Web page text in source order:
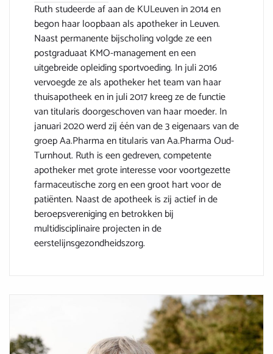
Ruth studeerde af aan de KULeuven in 2014 en
begon haar loopbaan als apotheker in Leuven.
Naast permanente bijscholing volgde ze een
postgraduaat KMO-management en een
uitgebreide opleiding sportvoeding. In juli 2016
vervoegde ze als apotheker het team van haar
thuisapotheek en in juli 2017 kreeg ze de functie
van titularis doorgeschoven van haar moeder. In
januari 2020 werd zij één van de 3 eigenaars van de
groep Aa.Pharma en titularis van Aa.Pharma Oud-
Turnhout. Ruth is een gedreven, competente
apotheker met grote interesse voor voortgezette
farmaceutische zorg en een groot hart voor de
patiënten. Naast de apotheek is zij actief in de
beroepsvereniging en betrokken bij
multidisciplinaire projecten in de
eerstelijnsgezondheidszorg.